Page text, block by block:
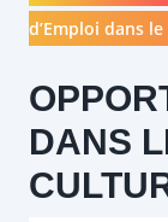
d’Emploi dans
DANS